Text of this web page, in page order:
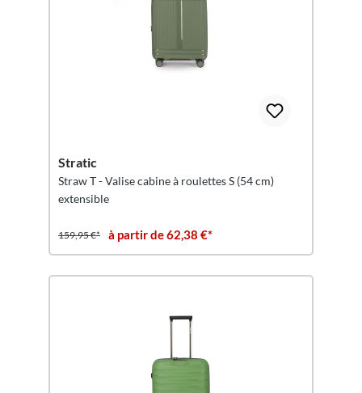
Stratic
Straw T - Valise cabine à roulettes S (54 cm)
extensible
159,95 €* à partir de 62,38 €*